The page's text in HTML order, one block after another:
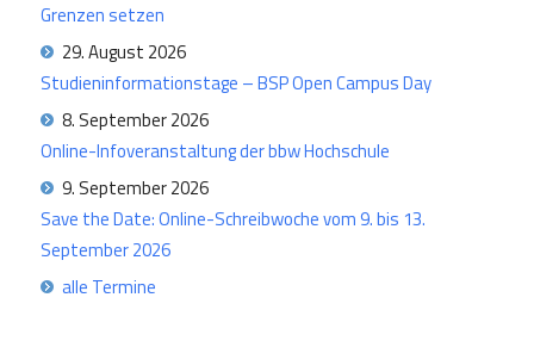
Grenzen setzen
29. August 2026
Studieninformationstage – BSP Open Campus Day
8. September 2026
Online-Infoveranstaltung der bbw Hochschule
9. September 2026
Save the Date: Online-Schreibwoche vom 9. bis 13.
September 2026
alle Termine